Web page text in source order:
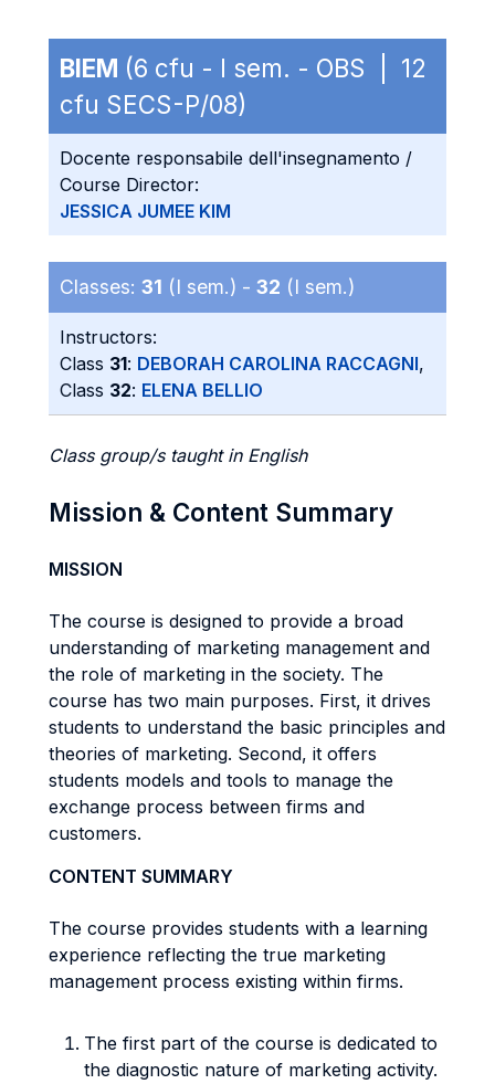
BIEM (6 cfu - I sem. - OBS | 12
cfu SECS-P/08)
Docente responsabile dell'insegnamento /
Course Director:
JESSICA JUMEE KIM
Classes: 31 (I sem.) - 32 (I sem.)
Instructors:
Class 31: DEBORAH CAROLINA RACCAGNI,
Class 32: ELENA BELLIO
Class group/s taught in English
Mission & Content Summary
MISSION
The course is designed to provide a broad
understanding of marketing management and
the role of marketing in the society. The
course has two main purposes. First, it drives
students to understand the basic principles and
theories of marketing. Second, it offers
students models and tools to manage the
exchange process between firms and
customers.
CONTENT SUMMARY
The course provides students with a learning
experience reflecting the true marketing
management process existing within firms.
The first part of the course is dedicated to
the diagnostic nature of marketing activity.